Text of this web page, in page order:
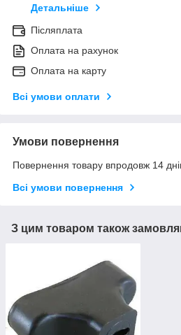
Детальніше
Післяплата
Оплата на рахунок
Оплата на карту
Всі умови оплати
Умови повернення
Повернення товару впродовж 14
Всі умови повернення
З цим товаром також